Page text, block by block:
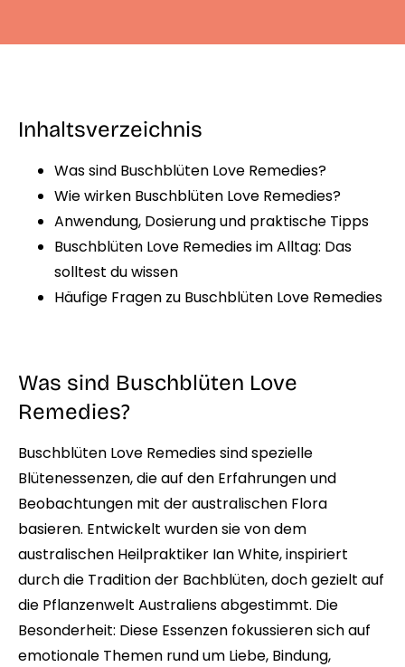
Inhaltsverzeichnis
Was sind Buschblüten Love Remedies?
Wie wirken Buschblüten Love Remedies?
Anwendung, Dosierung und praktische Tipps
Buschblüten Love Remedies im Alltag: Das
solltest du wissen
Häufige Fragen zu Buschblüten Love Remedies
Was sind Buschblüten Love
Remedies?
Buschblüten Love Remedies sind spezielle
Blütenessenzen, die auf den Erfahrungen und
Beobachtungen mit der australischen Flora
basieren. Entwickelt wurden sie von dem
australischen Heilpraktiker Ian White, inspiriert
durch die Tradition der Bachblüten, doch gezielt auf
die Pflanzenwelt Australiens abgestimmt. Die
Besonderheit: Diese Essenzen fokussieren sich auf
emotionale Themen rund um Liebe, Bindung,